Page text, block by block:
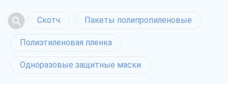
Скотч Пакеты полипропиленовые
Полиэтиленовая пленка
Одноразовые защитные маски